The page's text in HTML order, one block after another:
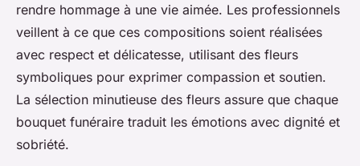
rendre hommage à une vie aimée. Les professionnels
veillent à ce que ces compositions soient réalisées
avec respect et délicatesse, utilisant des fleurs
symboliques pour exprimer compassion et soutien.
La sélection minutieuse des fleurs assure que chaque
bouquet funéraire traduit les émotions avec dignité et
sobriété.